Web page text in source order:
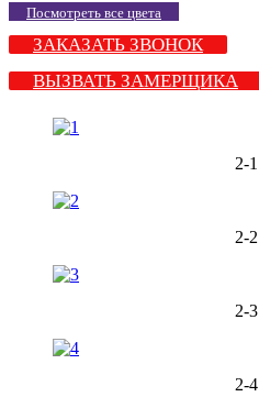
Посмотреть все цвета
ЗАКАЗАТЬ ЗВОНОК
ВЫЗВАТЬ ЗАМЕРЩИКА
2-1
2-2
2-3
2-4